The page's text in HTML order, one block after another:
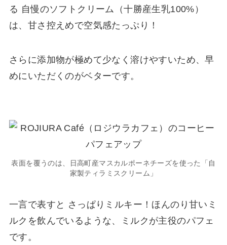
る 自慢のソフトクリーム（十勝産生乳100%）
は、甘さ控えめで空気感たっぷり！
さらに添加物が極めて少なく溶けやすいため、早
めにいただくのがベターです。
表面を覆うのは、日高町産マスカルポーネチーズを使った「自
家製ティラミスクリーム」
一言で表すと さっぱりミルキー！ほんのり甘いミ
ルクを飲んでいるような、ミルクが主役のパフェ
です。